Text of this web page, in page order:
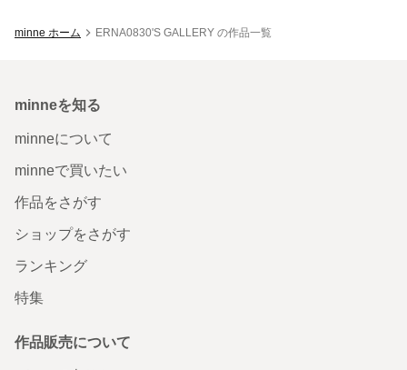
minne ホーム ERNA0830'S GALLERY の作品一覧
minneを知る
minneについて
minneで買いたい
作品をさがす
ショップをさがす
ランキング
特集
作品販売について